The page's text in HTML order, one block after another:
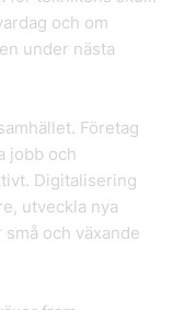
och om
under nästa
Företag
jobb och
Digitalisering
utveckla nya
och växande